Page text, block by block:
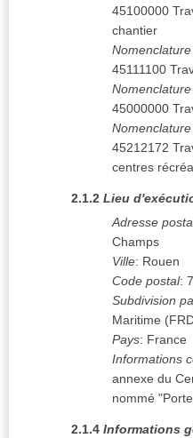
45100000
chantier
45111100
45000000
45212172
centres
2.1.2 Lieu
Adresse
Champs
Ville: Rouen
Code postal:
Subdivision
Maritime (
Pays: France
Informations
annexe du
nommé
2.1.4 Informations